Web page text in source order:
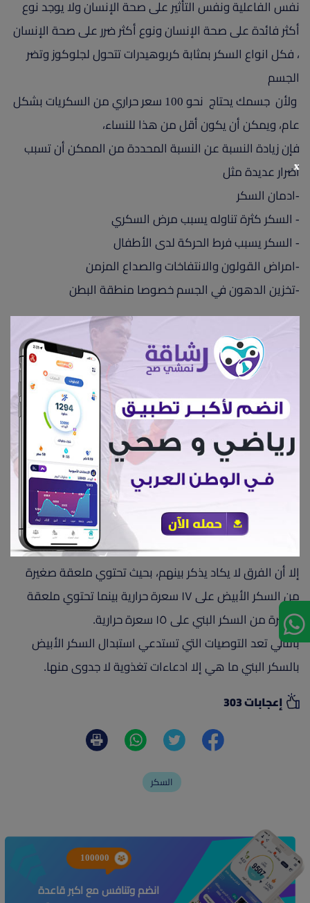
نفس الفاعلية ونفس التأثير على صحة الإنسان ولا يوجد نوع
أكثر فائدة على صحة الإنسان ونوع أكثر ضرر على صحة الإنسان
، فكل انواع السكر بمثابة كربوهيدرات تتحول لجلوكوز وتضر
الجسم
ولأن جسمك يحتاج نحو 100 سعر حراري من السكريات بشكل
عام، ويمكن أن يكون أقل من هذا للنساء،
فإن زيادة النسبة عن النسبة المحددة من الممكن أن تسبب
أضرار عديدة مثل
-ادمان السكر
- السكر كثرة تناوله يسبب مرض السكري
- السكر يسبب فرط الحركة لدى الأطفال
-امراض القولون والانتفاخات والصداع المزمن
-تخزين الدهون في الجسم خصوصا منطقة البطن
ماهو السكر البني ؟
يعد السكر البني نوع من سكر السكروز وهو سكر غير مكرر أو
مكرر بشكل جزئي.يتم إنتاجة من التبلور الأول للقصب
السكر البني لا يختلف كثيرًا من الناحية التغذوية عن السكر
الأبيض، أما بالنسبة للألياف والمواد الغذائية الموجودة فيه
فإن السكر البني يحتوي على الكالسيوم والحديد والمغنيسيوم
بنسب ضئيلة وهذة المواد غير موجودة في السكر الأبيض
يحتوي السكر البني على سعرات حرارية من حيث الوزن أقل
مقارنة بالسكر الأبيض بسبب احتوائه على الماء.
إلا أن الفرق لا يكاد يذكر بينهم، بحيث تحتوي ملعقة صغيرة
من السكر الأبيض على ١٧ سعرة حرارية بينما تحتوي ملعقة
صغيرة من السكر البني على ١٥ سعرة حرارية.
بالتالي تعد التوصيات التي تستدعي استبدال السكر الأبيض
بالسكر البني ما هي إلا ادعاءات تغذوية لا جدوى منها.
إعجابات 303
السكر
100000
انضم وتنافس مع اكبر قاعدة
x